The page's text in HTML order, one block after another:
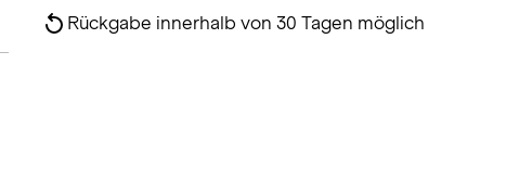
Rückgabe innerhalb von 30 Tagen möglich